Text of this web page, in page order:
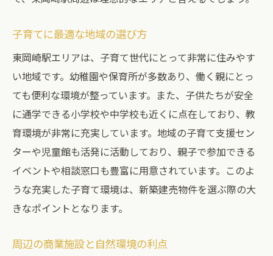
子育てに最適な地域の選び方
東岡崎駅エリアは、子育て世代にとって非常に住みやす
い地域です。幼稚園や保育所が多数あり、働く親にとっ
ても便利な環境が整っています。また、子供たちが安全
に通学できる小学校や中学校も近くに点在しており、教
育環境が非常に充実しています。地域の子育て支援セン
ターや児童館も活発に活動しており、親子で参加できる
イベントや相談窓口も豊富に用意されています。このよ
うな充実した子育て環境は、新築建売物件を選ぶ際の大
きなポイントとなります。
周辺の商業施設と自然環境の利点